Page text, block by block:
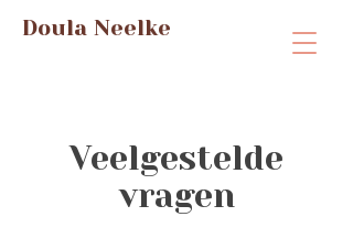
Doula Neelke
Veelgestelde
vragen